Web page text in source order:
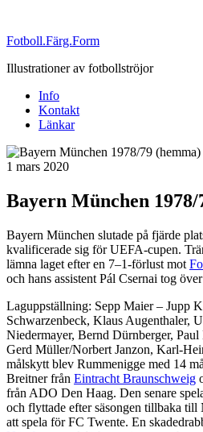
Fotboll.Färg.Form
Illustrationer av fotbollströjor
Info
Kontakt
Länkar
Publicerat
1 mars 2020
Bayern München 1978/
Bayern München slutade på fjärde
kvalificerade sig för UEFA-cupen.
lämna laget efter en 7–1-förlust mot
och hans assistent Pál Csernai tog
Laguppställning: Sepp Maier – Jupp
Schwarzenbeck, Klaus Augenthaler,
Niedermayer, Bernd Dürnberger,
Gerd Müller/Norbert Janzon, Karl-
målskytt blev Rummenigge med 14
Breitner från Eintracht Braunschweig
från ADO Den Haag. Den senare
och flyttade efter säsongen tillbaka till
att spela för FC Twente. En